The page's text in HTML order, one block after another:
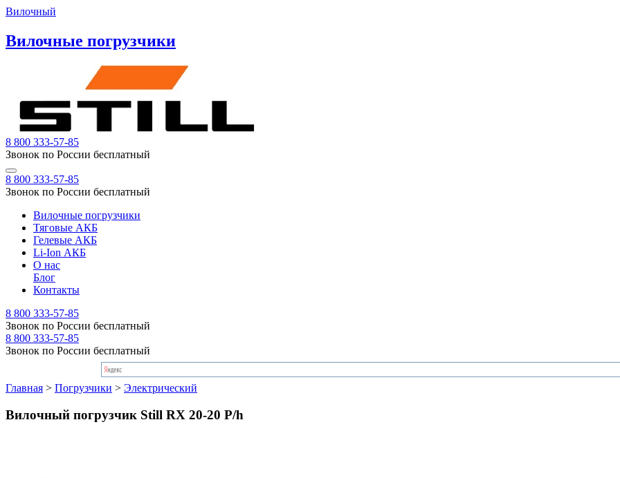
Вилочный
Вилочные погрузчики
8 800 333-57-85
Звонок по России бесплатный
8 800 333-57-85
Звонок по России бесплатный
Вилочные погрузчики
Тяговые АКБ
Гелевые АКБ
Li-Ion АКБ
О нас
Блог
Контакты
8 800 333-57-85
Звонок по России бесплатный
8 800 333-57-85
Звонок по России бесплатный
Главная > Погрузчики > Электрический
Вилочный погрузчик Still RX 20-20 P/h